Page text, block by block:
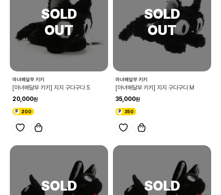
마녀배달부 키키
[마녀배달부 키키] 지지 구다구다 S
20,000
200
마녀배달부 키키
[마녀배달부 키키] 지지 구다구다 M
35,000
350